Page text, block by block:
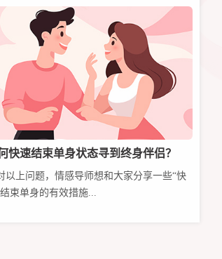
快速结束单身状态寻到终身伴侣？
以上问题，情感导师想和大家分享一些“快
束单身的有效措施...